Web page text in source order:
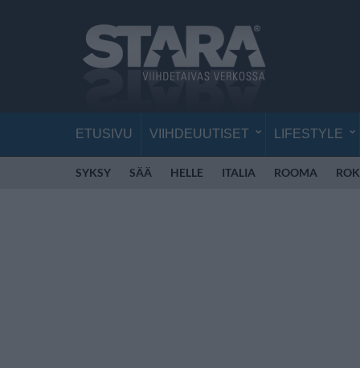
ETUSIVU VIIHDEUUTISET LIFESTYLE
SYKSY SÄÄ HELLE ITALIA ROOMA